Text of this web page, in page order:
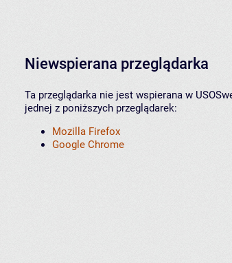
Niewspierana przeglądarka
Ta przeglądarka nie jest wspierana w
jednej z poniższych przeglądarek:
Mozilla Firefox
Google Chrome